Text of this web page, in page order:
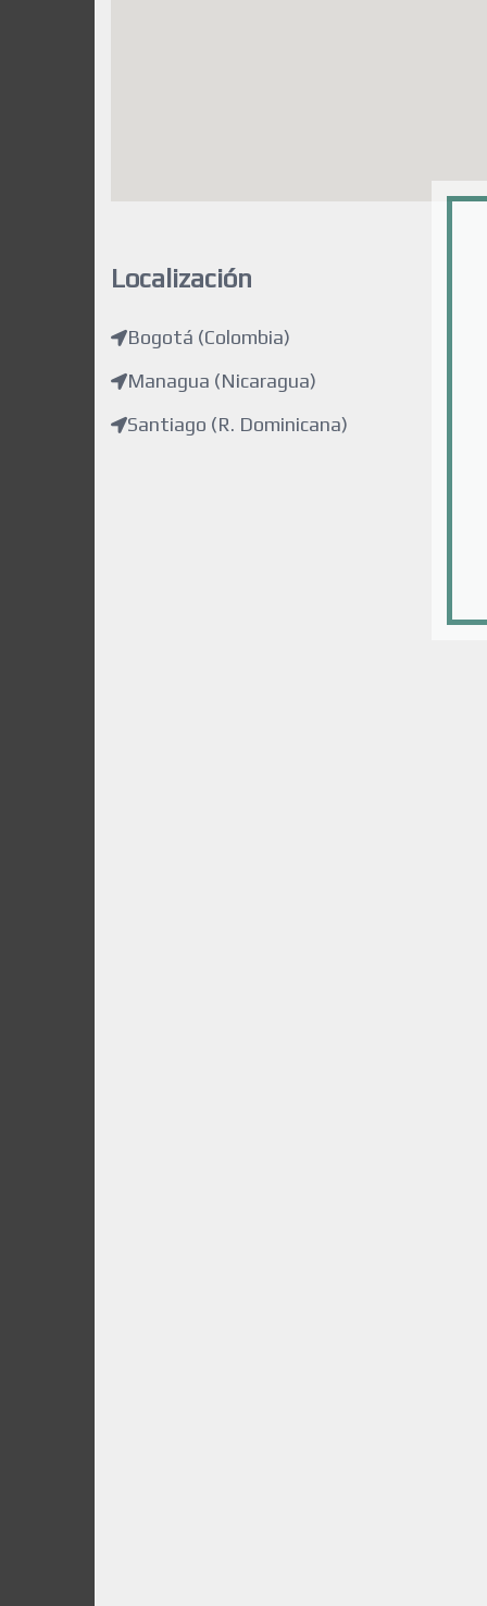
Localización
Bogotá (Colombia)
Managua (Nicaragua)
Santiago (R. Dominicana)